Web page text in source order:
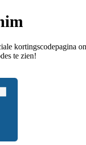
kortingscodepagina
te zien!